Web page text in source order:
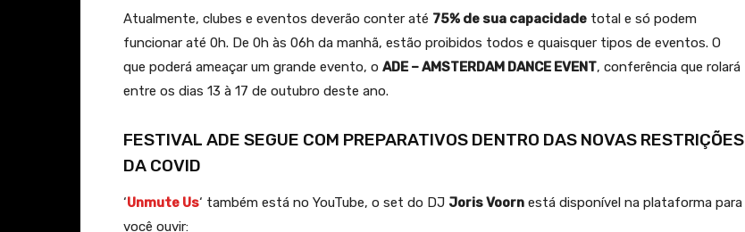
Atualmente, clubes e eventos deverão conter até 75% de sua capacidade total e só podem
funcionar até 0h. De 0h às 06h da manhã, estão proibidos todos e quaisquer tipos de eventos. O
que poderá ameaçar um grande evento, o ADE – AMSTERDAM DANCE EVENT, conferência que rolará
entre os dias 13 à 17 de outubro deste ano.
FESTIVAL ADE SEGUE COM PREPARATIVOS DENTRO DAS NOVAS RESTRIÇÕES
DA COVID
‘Unmute Us‘ também está no YouTube, o set do DJ Joris Voorn está disponível na plataforma para
você ouvir: